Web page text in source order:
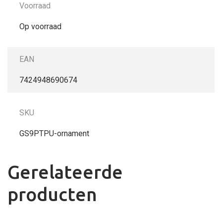
Voorraad
Op voorraad
EAN
7424948690674
SKU
GS9PTPU-ornament
Gerelateerde
producten